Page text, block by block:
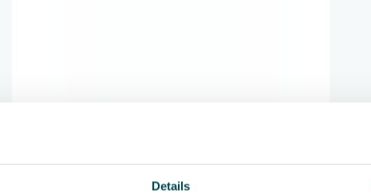
Details
DIGITALE ERLEBNISSE OHNE KOMPROMISSE